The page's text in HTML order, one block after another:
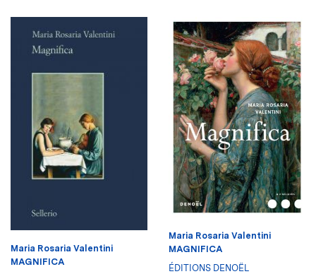
Maria Rosaria Valentini
MAGNIFICA
Maria Rosaria Valentini
MAGNIFICA
ÉDITIONS DENOËL